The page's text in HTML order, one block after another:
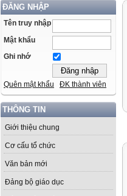
ĐĂNG NHẬP
Tên truy nhập
Mật khẩu
Ghi nhớ
Quên mật khẩu ĐK thành viên
THÔNG TIN
Giới thiệu chung
Cơ cấu tổ chức
Văn bản mới
Đảng bộ giáo dục